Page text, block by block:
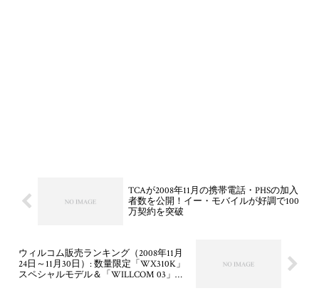
TCAが2008年11月の携帯電話・PHSの加入
者数を公開！イー・モバイルが好調で100
万契約を突破
ウィルコム販売ランキング（2008年11月
24日～11月30日）: 数量限定「WX310K」
スペシャルモデル＆「WILLCOM 03」実